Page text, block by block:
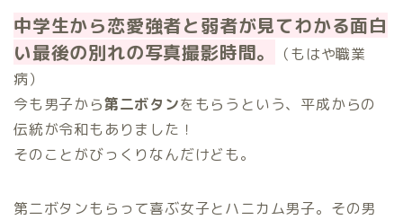
中学生から恋愛強者と弱者が見てわかる面白
い最後の別れの写真撮影時間。
（もはや職業
病）
今も男子から第二ボタンをもらうという、平成からの
伝統が令和もありました！
そのことがびっくりなんだけども。
第二ボタンもらって喜ぶ女子とハニカム男子。その男